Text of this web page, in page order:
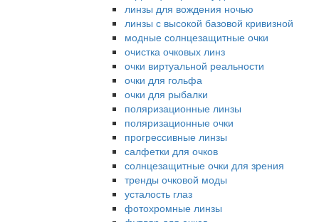
линзы для вождения ночью
линзы с высокой базовой кривизной
модные солнцезащитные очки
очистка очковых линз
очки виртуальной реальности
очки для гольфа
очки для рыбалки
поляризационные линзы
поляризационные очки
прогрессивные линзы
салфетки для очков
солнцезащитные очки для зрения
тренды очковой моды
усталость глаз
фотохромные линзы